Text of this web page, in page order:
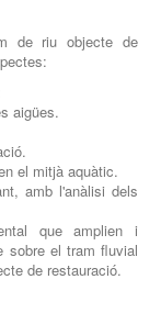
de riu objecte de
aigües.
el mitjà aquàtic.
amb l'anàlisi dels
que amplien i
sobre el tram fluvial
de restauració.